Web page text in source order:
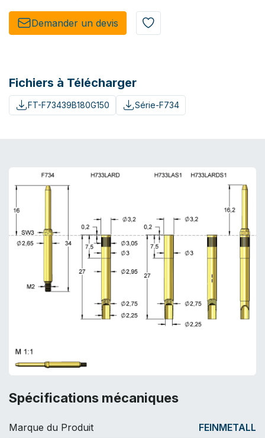
Demander un de​​vis​​
Fichiers à Télécharger
FT-F73439B180G150 Série-F734
Spécifications mécaniques
Marque du Produit FEINMETALL